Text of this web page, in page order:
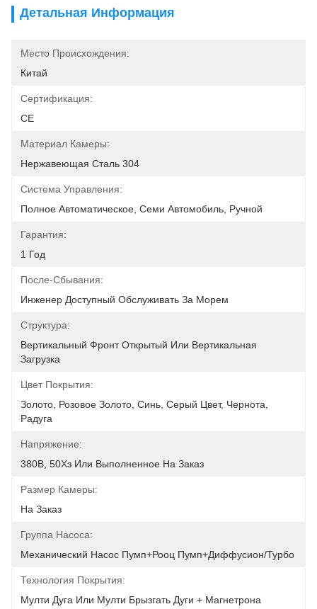
Детальная Информация
Место Происхождения:
Китай
Сертификация:
CE
Материал Камеры:
Нержавеющая Сталь 304
Система Управления:
Полное Автоматическое, Семи Автомобиль, Ручной
Гарантия:
1 Год
После-Сбывания:
Инженер Доступный Обслуживать За Морем
Структура:
Вертикальный Фронт Открытый Или Вертикальная
Загрузка
Цвет Покрытия:
Золото, Розовое Золото, Синь, Серый Цвет, Чернота,
Радуга
Напряжение:
380В, 50Хз Или Выполненное На Заказ
Размер Камеры:
На Заказ
Группа Насоса:
Механический Насос Пумп+Рооц Пумп+Диффусион/Турбо
Технология Покрытия:
Мулти Дуга Или Мулти Брызгать Дуги + Магнетрона